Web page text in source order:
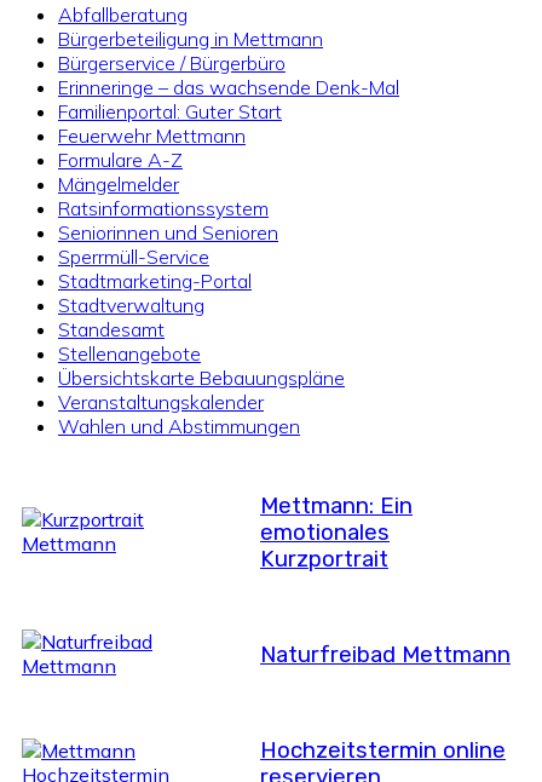
Abfallberatung
Bürgerbeteiligung in Mettmann
Bürgerservice / Bürgerbüro
Erinneringe – das wachsende Denk-Mal
Familienportal: Guter Start
Feuerwehr Mettmann
Formulare A-Z
Mängelmelder
Ratsinformationssystem
Seniorinnen und Senioren
Sperrmüll-Service
Stadtmarketing-Portal
Stadtverwaltung
Standesamt
Stellenangebote
Übersichtskarte Bebauungspläne
Veranstaltungskalender
Wahlen und Abstimmungen
Mettmann: Ein
emotionales
Kurzportrait
Naturfreibad Mettmann
Hochzeitstermin online
reservieren